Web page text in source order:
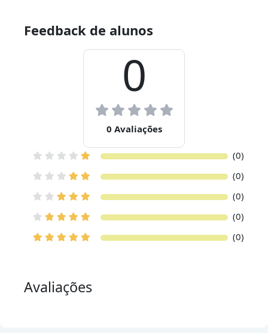
Feedback de alunos
0
0 Avaliações
(0)
(0)
(0)
(0)
(0)
Avaliações